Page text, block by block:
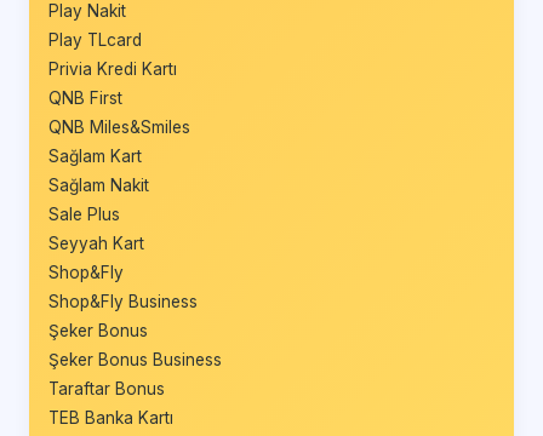
Play Nakit
Play TLcard
Privia Kredi Kartı
QNB First
QNB Miles&Smiles
Sağlam Kart
Sağlam Nakit
Sale Plus
Seyyah Kart
Shop&Fly
Shop&Fly Business
Şeker Bonus
Şeker Bonus Business
Taraftar Bonus
TEB Banka Kartı